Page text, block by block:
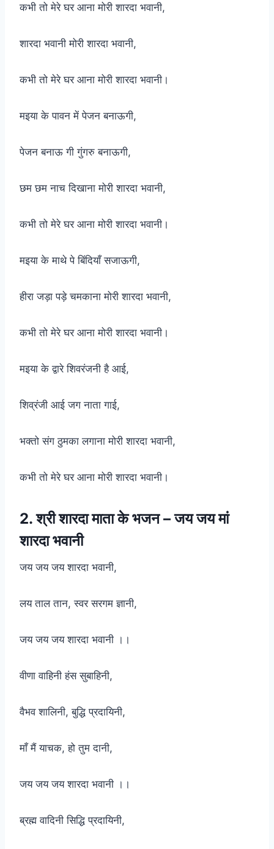
कभी तो मेरे घर आना मोरी शारदा भवानी,
शारदा भवानी मोरी शारदा भवानी,
कभी तो मेरे घर आना मोरी शारदा भवानी।
मइया के पावन में पेजन बनाऊगी,
पेजन बनाऊ गी गुंगरु बनाऊगी,
छम छम नाच दिखाना मोरी शारदा भवानी,
कभी तो मेरे घर आना मोरी शारदा भवानी।
मइया के माथे पे बिंदियाँ सजाऊगी,
हीरा जड़ा पड़े चमकाना मोरी शारदा भवानी,
कभी तो मेरे घर आना मोरी शारदा भवानी।
मइया के द्वारे शिवरंजनी है आई,
शिव्रंजी आई जग नाता गाई,
भक्तो संग ठुमका लगाना मोरी शारदा भवानी,
कभी तो मेरे घर आना मोरी शारदा भवानी।
2. श्री शारदा माता के भजन – जय जय मां
शारदा भवानी
जय जय जय शारदा भवानी,
लय ताल तान, स्वर सरगम ज्ञानी,
जय जय जय शारदा भवानी ।।
वीणा वाहिनी हंस सुबाहिनी,
वैभव शालिनी, बुद्धि प्रदायिनी,
माँ मैं याचक, हो तुम दानी,
जय जय जय शारदा भवानी ।।
ब्रह्म वादिनी सिद्धि प्रदायिनी,